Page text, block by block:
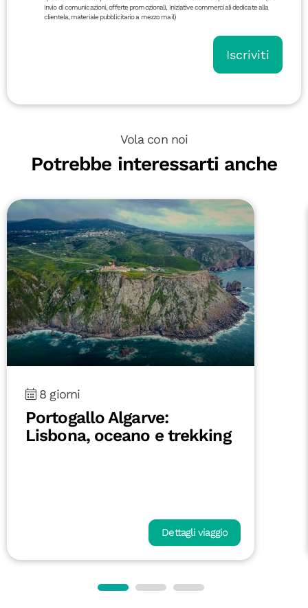
invio di comunicazioni, offerte promozionali, iniziative commerciali dedicate alla
clientela, materiale pubblicitario a mezzo mail)
Iscriviti
Vola con noi
Potrebbe interessarti anche
8 giorni
Portogallo Algarve:
Lisbona, oceano e trekking
Dettagli viaggio